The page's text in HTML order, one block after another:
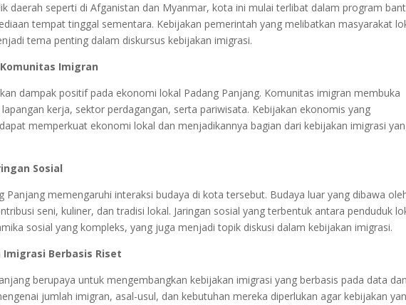
daerah seperti di Afganistan dan Myanmar, kota ini mulai terlibat dalam program
tempat tinggal sementara. Kebijakan pemerintah yang melibatkan masyarakat
tema penting dalam diskursus kebijakan imigrasi.
Imigran
dampak positif pada ekonomi lokal Padang Panjang. Komunitas imigran membuka
kerja, sektor perdagangan, serta pariwisata. Kebijakan ekonomis yang
memperkuat ekonomi lokal dan menjadikannya bagian dari kebijakan imigrasi
Sosial
Panjang memengaruhi interaksi budaya di kota tersebut. Budaya luar yang dibawa
seni, kuliner, dan tradisi lokal. Jaringan sosial yang terbentuk antara penduduk
sosial yang kompleks, yang juga menjadi topik diskusi dalam kebijakan imigrasi.
Berbasis Riset
berupaya untuk mengembangkan kebijakan imigrasi yang berbasis pada data dan
jumlah imigran, asal-usul, dan kebutuhan mereka diperlukan agar kebijakan